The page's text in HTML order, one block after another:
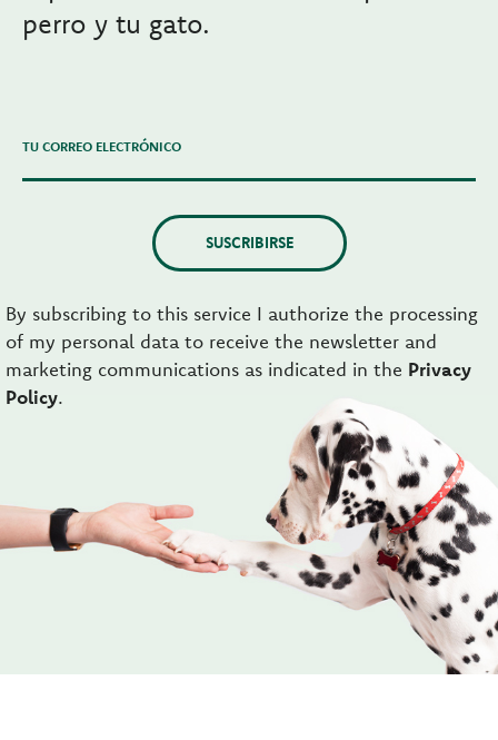
perro y tu gato.
TU CORREO ELECTRÓNICO
SUSCRIBIRSE
By subscribing to this service I authorize the processing
of my personal data to receive the newsletter and
marketing communications as indicated in the Privacy
Policy.